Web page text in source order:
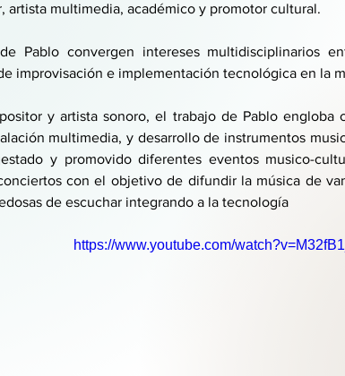
artista multimedia, académico y promotor cultural.
Pablo convergen intereses multidisciplinarios
improvisación e implementación tecnológica en la
y artista sonoro, el trabajo de Pablo engloba
multimedia, y desarrollo de instrumentos
y promovido diferentes eventos musico-
con el objetivo de difundir la música de
de escuchar integrando a la tecnología
https://www.youtube.com/